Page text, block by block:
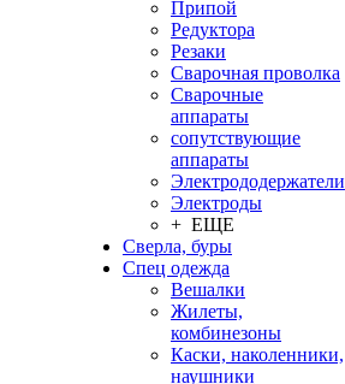
Припой
Редуктора
Резаки
Сварочная проволка
Сварочные
аппараты
сопутствующие
аппараты
Электрододержатели
Электроды
+ ЕЩЕ
Сверла, буры
Спец одежда
Вешалки
Жилеты,
комбинезоны
Каски, наколенники,
наушники